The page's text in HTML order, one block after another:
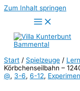
Zum Inhalt springen
Start / Spielzeuge /
Körbchenseilbahn –
@, 3-6, 6-12,